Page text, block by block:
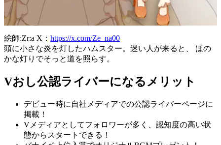
絵師:Zr:a X： https://x.com/Ze_na00
頭に小さな炎を灯したハムスター。迷い人が来ると、 ほの
かな灯りでそっと道を照らす。
Vおし公認ライバーになるメリット
デビュー時に自社メディアでの公認ライバーページに
掲載！
Vメディアとしてフォロワーが多く、認知度の高い状
態からスタートできる！